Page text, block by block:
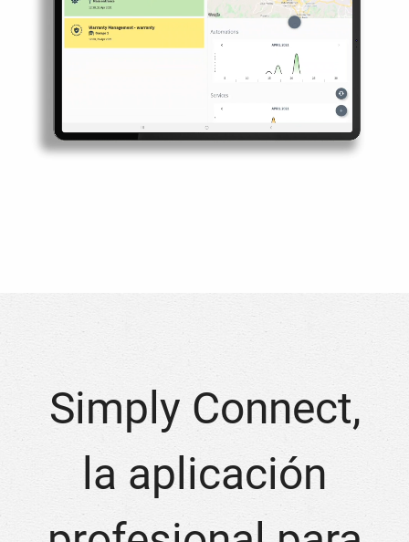
Simply Connect,
la aplicación